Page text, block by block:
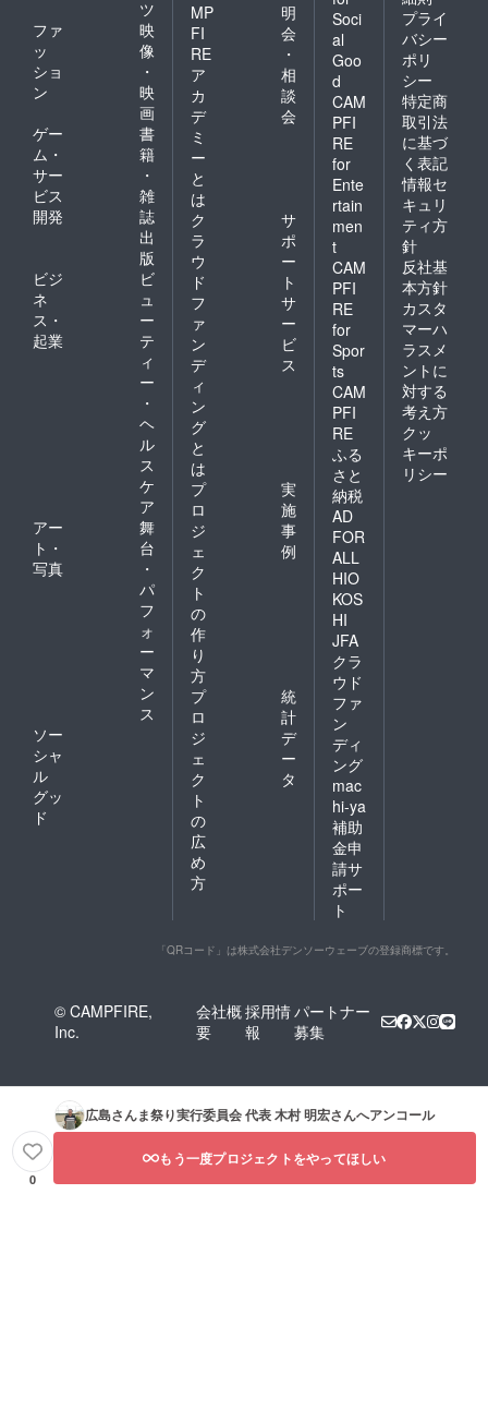
ツ
ファ
ッ
ショ
ン
映
像
・
映
画
ゲー
ム・
サー
ビス
開発
書
籍
・
雑
誌
出
版
ビジ
ネ
ス・
起業
ビ
ュ
ー
テ
ィ
ー
・
ヘ
ル
ス
ケ
ア
アー
ト・
写真
舞
台
・
パ
フ
ォ
ー
マ
ン
ス
ソー
シャ
ル
グッ
ド
MP
FI
RE
ア
カ
デ
ミ
ー
と
は
明
会
・
相
談
会
ク
ラ
ウ
ド
フ
ァ
ン
デ
ィ
ン
グ
と
は
サ
ポ
ー
ト
サ
ー
ビ
ス
プ
ロ
ジ
ェ
ク
ト
の
作
り
方
実
施
事
例
プ
ロ
ジ
ェ
ク
ト
の
広
め
方
統
計
デ
ー
タ
Soci
al
Goo
d
CAM
PFI
RE
for
Ente
rtain
men
t
CAM
PFI
RE
for
Spor
ts
CAM
PFI
RE
ふる
さと
納税
AD
FOR
ALL
HIO
KOS
HI
JFA
クラ
ウド
ファ
ン
ディ
ング
mac
hi-ya
補助
金申
請サ
ポー
ト
プライ
バシー
ポリ
シー
特定商
取引法
に基づ
く表記
情報セ
キュリ
ティ方
針
反社基
本方針
カスタ
マーハ
ラスメ
ントに
対する
考え方
クッ
キーポ
リシー
「QRコード」は株式会社デンソーウェーブの登録商標です。
© CAMPFIRE,
Inc.
会社概
要
採用情
報
パートナー
募集
広島さんま祭り実行委員会 代表 木村 明宏さんへアンコール
0
もう一度プロジェクトをやってほしい